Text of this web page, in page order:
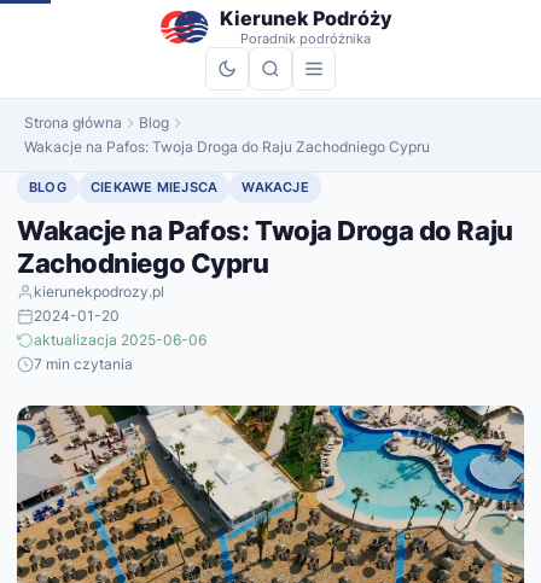
do
Kierunek Podróży
Poradnik podróżnika
Strona główna
Blog
Wakacje na Pafos: Twoja Droga do Raju Zachodniego Cypru
BLOG CIEKAWE MIEJSCA WAKACJE
Wakacje na Pafos: Twoja Droga do Raju
Zachodniego Cypru
kierunekpodrozy.pl
2024-01-20
aktualizacja 2025-06-06
7 min czytania